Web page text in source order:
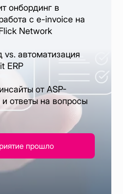
онбординг в
с e-invoice на
Network
vs. автоматизация
ERP
от ASP-
ответы на вопросы
прошло